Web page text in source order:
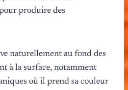
produire des
naturellement au fond des
à la surface, notamment
où il prend sa couleur